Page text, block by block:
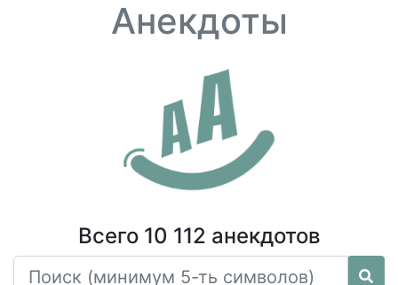
Анекдоты
Всего 10 112 анекдотов